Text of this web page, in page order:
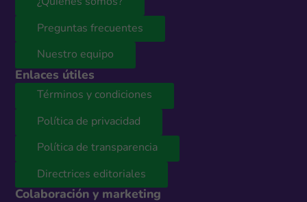
¿Quiénes somos?
Preguntas frecuentes
Nuestro equipo
Enlaces útiles
Términos y condiciones
Política de privacidad
Política de transparencia
Directrices editoriales
Colaboración y marketing